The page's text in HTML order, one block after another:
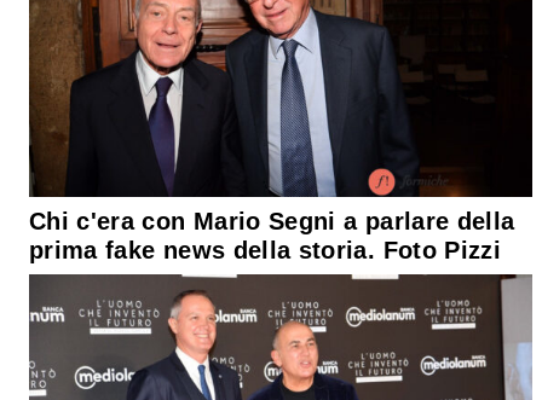
Chi c'era con Mario Segni a parlare della
prima fake news della storia. Foto Pizzi